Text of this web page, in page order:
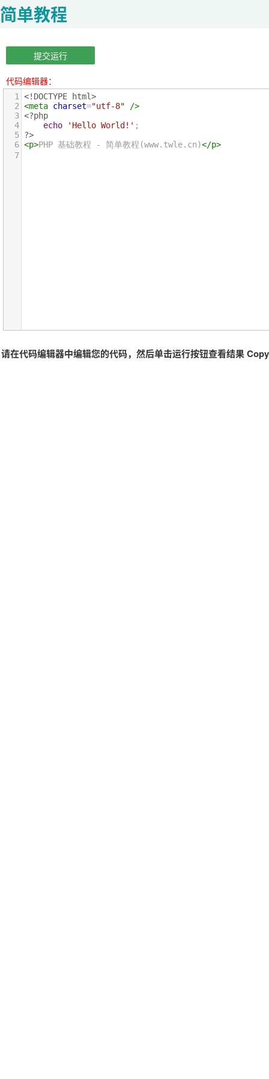
简单教程
提交运行
代码编辑器：
1
<!DOCTYPE html>
2 <meta charset="utf-8"
/>
3 <?php
4
echo 'Hello World!' ;
5 ?>
6 <p>PHP 基础教程 - 简单教程(www.twle.cn)</p>
7
请在代码编辑器中编辑您的代码，然后单击运行按钮查看结果